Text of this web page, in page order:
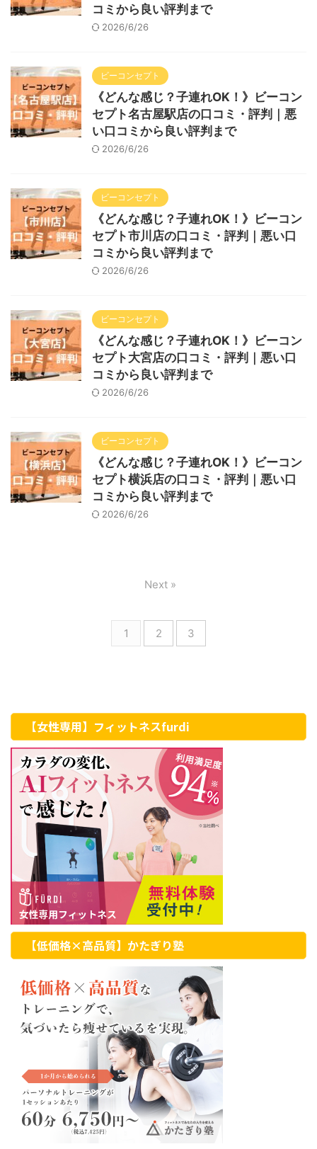
コミから良い評判まで
2026/6/26
ビーコンセプト
《どんな感じ？子連れOK！》ビーコン
セプト名古屋駅店の口コミ・評判｜悪
い口コミから良い評判まで
2026/6/26
ビーコンセプト
《どんな感じ？子連れOK！》ビーコン
セプト市川店の口コミ・評判｜悪い口
コミから良い評判まで
2026/6/26
ビーコンセプト
《どんな感じ？子連れOK！》ビーコン
セプト大宮店の口コミ・評判｜悪い口
コミから良い評判まで
2026/6/26
ビーコンセプト
《どんな感じ？子連れOK！》ビーコン
セプト横浜店の口コミ・評判｜悪い口
コミから良い評判まで
2026/6/26
1 2 3
Next »
【女性専用】フィットネスfurdi
【低価格×高品質】かたぎり塾